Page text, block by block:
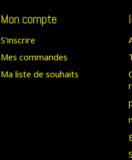
Mon compte
S'inscrire
Mes commandes
Ma liste de souhaits